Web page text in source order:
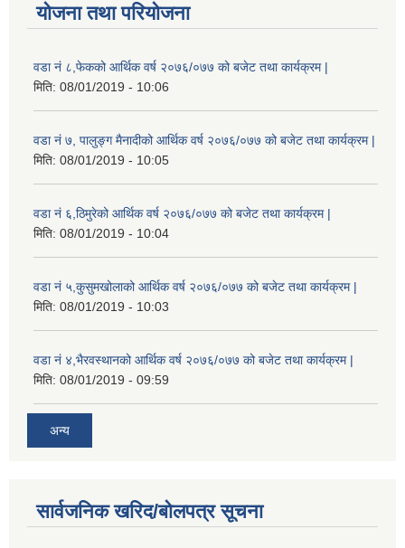
योजना तथा परियोजना
वडा नं ८,फेकको आर्थिक वर्ष २०७६/०७७ को बजेट तथा कार्यक्रम |
मिति: 08/01/2019 - 10:06
वडा नं ७, पालुङ्ग मैनादीको आर्थिक वर्ष २०७६/०७७ को बजेट तथा कार्यक्रम |
मिति: 08/01/2019 - 10:05
वडा नं ६,ठिमुरेको आर्थिक वर्ष २०७६/०७७ को बजेट तथा कार्यक्रम |
मिति: 08/01/2019 - 10:04
वडा नं ५,कुसुमखोलाको आर्थिक वर्ष २०७६/०७७ को बजेट तथा कार्यक्रम |
मिति: 08/01/2019 - 10:03
वडा नं ४,भैरवस्थानको आर्थिक वर्ष २०७६/०७७ को बजेट तथा कार्यक्रम |
मिति: 08/01/2019 - 09:59
अन्य
सार्वजनिक खरिद/बोलपत्र सूचना